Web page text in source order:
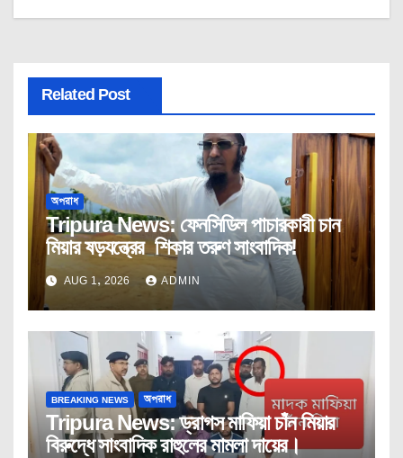
Related Post
অপরাধ
Tripura News: ফেনসিডিল পাচারকারী চান
মিয়ার ষড়যন্ত্রের শিকার তরুণ সাংবাদিক!
AUG 1, 2026 ADMIN
BREAKING NEWS অপরাধ
Tripura News: ড্রাগস মাফিয়া চাঁন মিয়ার
বিরুদ্ধে সাংবাদিক রাহুলের মামলা দায়ের।